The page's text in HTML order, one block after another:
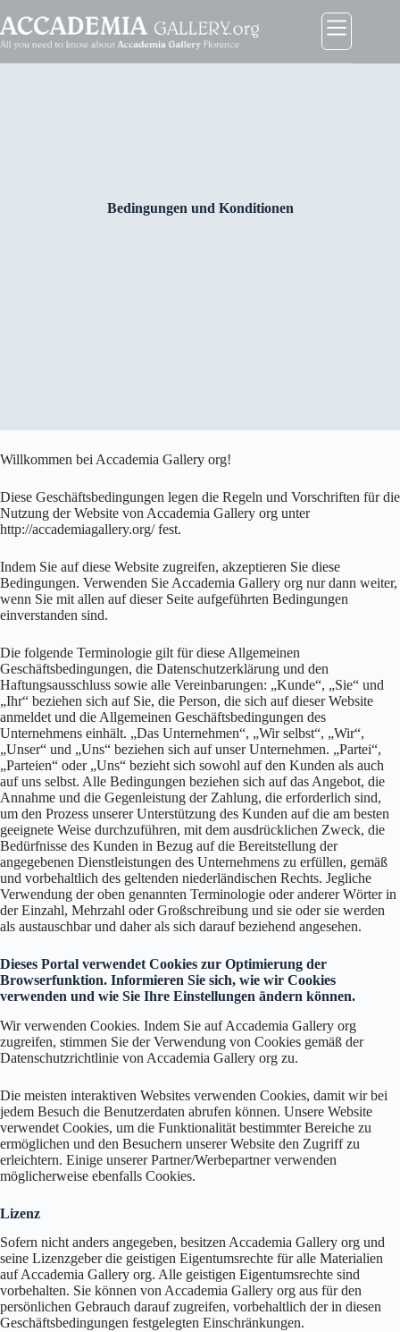
Inhalt
springen
Bedingungen und Konditionen
Willkommen bei Accademia Gallery org!
Diese Geschäftsbedingungen legen die Regeln und Vorschriften für die
Nutzung der Website von Accademia Gallery org unter
http://accademiagallery.org/ fest.
Indem Sie auf diese Website zugreifen, akzeptieren Sie diese
Bedingungen. Verwenden Sie Accademia Gallery org nur dann weiter,
wenn Sie mit allen auf dieser Seite aufgeführten Bedingungen
einverstanden sind.
Die folgende Terminologie gilt für diese Allgemeinen
Geschäftsbedingungen, die Datenschutzerklärung und den
Haftungsausschluss sowie alle Vereinbarungen: „Kunde“, „Sie“ und
„Ihr“ beziehen sich auf Sie, die Person, die sich auf dieser Website
anmeldet und die Allgemeinen Geschäftsbedingungen des
Unternehmens einhält. „Das Unternehmen“, „Wir selbst“, „Wir“,
„Unser“ und „Uns“ beziehen sich auf unser Unternehmen. „Partei“,
„Parteien“ oder „Uns“ bezieht sich sowohl auf den Kunden als auch
auf uns selbst. Alle Bedingungen beziehen sich auf das Angebot, die
Annahme und die Gegenleistung der Zahlung, die erforderlich sind,
um den Prozess unserer Unterstützung des Kunden auf die am besten
geeignete Weise durchzuführen, mit dem ausdrücklichen Zweck, die
Bedürfnisse des Kunden in Bezug auf die Bereitstellung der
angegebenen Dienstleistungen des Unternehmens zu erfüllen, gemäß
und vorbehaltlich des geltenden niederländischen Rechts. Jegliche
Verwendung der oben genannten Terminologie oder anderer Wörter in
der Einzahl, Mehrzahl oder Großschreibung und sie oder sie werden
als austauschbar und daher als sich darauf beziehend angesehen.
Dieses Portal verwendet Cookies zur Optimierung der
Browserfunktion. Informieren Sie sich, wie wir Cookies
verwenden und wie Sie Ihre Einstellungen ändern können.
Wir verwenden Cookies. Indem Sie auf Accademia Gallery org
zugreifen, stimmen Sie der Verwendung von Cookies gemäß der
Datenschutzrichtlinie von Accademia Gallery org zu.
Die meisten interaktiven Websites verwenden Cookies, damit wir bei
jedem Besuch die Benutzerdaten abrufen können. Unsere Website
verwendet Cookies, um die Funktionalität bestimmter Bereiche zu
ermöglichen und den Besuchern unserer Website den Zugriff zu
erleichtern. Einige unserer Partner/Werbepartner verwenden
möglicherweise ebenfalls Cookies.
Lizenz
Sofern nicht anders angegeben, besitzen Accademia Gallery org und
seine Lizenzgeber die geistigen Eigentumsrechte für alle Materialien
auf Accademia Gallery org. Alle geistigen Eigentumsrechte sind
vorbehalten. Sie können von Accademia Gallery org aus für den
persönlichen Gebrauch darauf zugreifen, vorbehaltlich der in diesen
Geschäftsbedingungen festgelegten Einschränkungen.